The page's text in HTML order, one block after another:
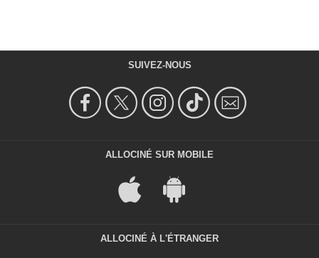
SUIVEZ-NOUS
ALLOCINÉ SUR MOBILE
ALLOCINÉ À L'ÉTRANGER